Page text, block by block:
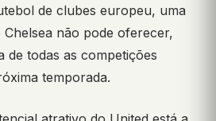
de clubes europeu, uma
não pode oferecer,
de todas as competições
temporada.